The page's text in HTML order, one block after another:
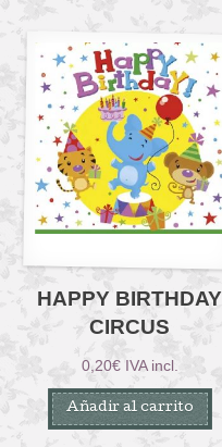
HAPPY BIRTHDAY
CIRCUS
0,20€ IVA incl.
Añadir al carrito